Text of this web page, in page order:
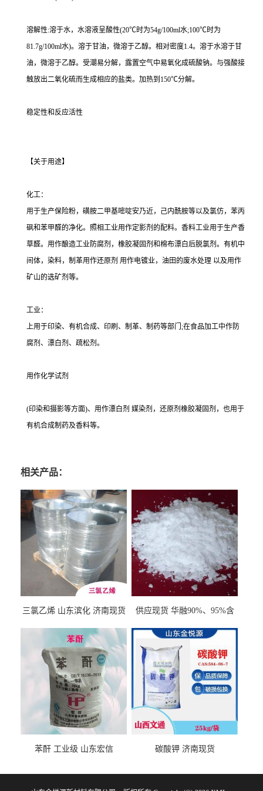
溶解性:溶于水，水溶液呈酸性(20℃时为54g/100ml水;100℃时为
81.7g/100ml水)。溶于甘油，微溶于乙醇。相对密度1.4。溶于水溶于甘
油，微溶于乙醇。受潮易分解，露置空气中易氧化成硫酸钠。与强酸接
触放出二氧化硫而生成相应的盐类。加热到150℃分解。
稳定性和反应活性
【关于用途】
化工：
用于生产保险粉，磺胺二甲基嘧啶安乃近，己内酰胺等以及氯仿，苯丙
砜和苯甲醛的净化。照相工业用作定影剂的配料。香料工业用于生产香
草醛。用作酿造工业防腐剂，橡胶凝固剂和棉布漂白后脱氯剂。有机中
间体，染料，制革用作还原剂 用作电镀业，油田的废水处理 以及用作
矿山的选矿剂等。
工业：
上用于印染、有机合成、印刷、制革、制药等部门;在食品加工中作防
腐剂、漂白剂、疏松剂。
用作化学试剂
(印染和摄影等方面)、用作漂白剂 媒染剂，还原剂橡胶凝固剂，也用于
有机合成制药及香料等。
相关产品：
三氯乙烯 山东滨化 济南现货
供应现货 华融90%、95%含
苯酐 工业级 山东宏信 碳酸钾 济南现货